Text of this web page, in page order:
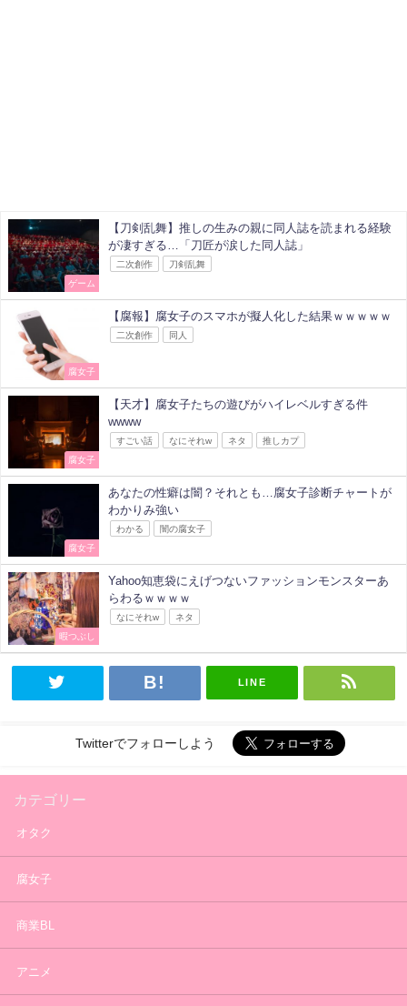
ゲーム
【刀剣乱舞】推しの生みの親に同人誌を読まれる経験
が凄すぎる…「刀匠が涙した同人誌」
二次創作 刀剣乱舞
腐女子
【腐報】腐女子のスマホが擬人化した結果ｗｗｗｗｗ
二次創作 同人
腐女子
【天才】腐女子たちの遊びがハイレベルすぎる件
wwww
すごい話 なにそれw ネタ 推しカプ
腐女子
あなたの性癖は闇？それとも…腐女子診断チャートが
わかりみ強い
わかる 闇の腐女子
暇つぶし
Yahoo知恵袋にえげつないファッションモンスターあ
らわるｗｗｗｗ
なにそれw ネタ
LINE
Twitterでフォローしよう
カテゴリー
オタク
腐女子
商業BL
アニメ